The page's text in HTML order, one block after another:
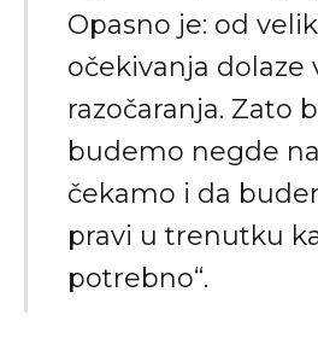
Opasno je: od
očekivanja dolaze
razočaranja. Zato
budemo negde
čekamo i da
pravi u trenutku
potrebno“.